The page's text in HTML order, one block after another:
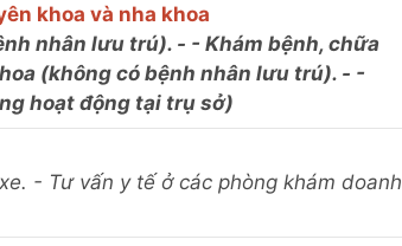
khoa và nha khoa
nhân lưu trú). - - Khám bệnh, chữa
(không có bệnh nhân lưu trú). - -
hoạt động tại trụ sở)
- Tư vấn y tế ở các phòng khám doanh